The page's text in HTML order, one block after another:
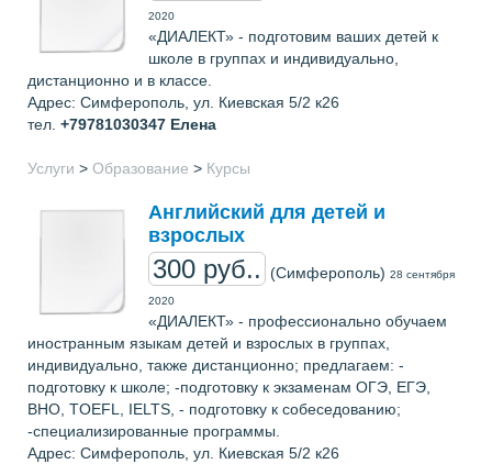
2020
«ДИАЛЕКТ» - подготовим ваших детей к
школе в группах и индивидуально,
дистанционно и в классе.
Адрес: Симферополь, ул. Киевская 5/2 к26
тел. +79781030347 Елена
Услуги > Образование > Курсы
Английский для детей и
взрослых
300 руб.. (Симферополь) 28 сентября
2020
«ДИАЛЕКТ» - профессионально обучаем
иностранным языкам детей и взрослых в группах,
индивидуально, также дистанционно; предлагаем: -
подготовку к школе; -подготовку к экзаменам ОГЭ, ЕГЭ,
ВНО, TOEFL, IELTS, - подготовку к собеседованию;
-специализированные программы.
Адрес: Симферополь, ул. Киевская 5/2 к26